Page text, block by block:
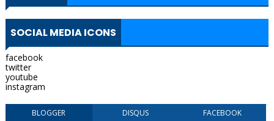
SOCIAL MEDIA ICONS
facebook
twitter
youtube
instagram
BLOGGER DISQUS FACEBOOK